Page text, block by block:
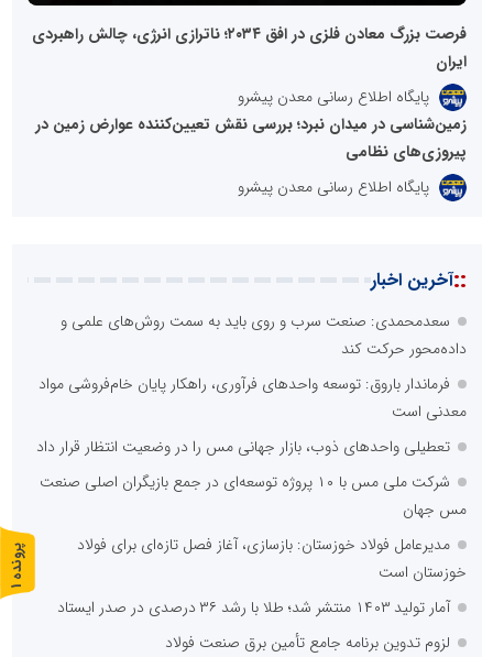
فرصت بزرگ معادن فلزی در افق ۲۰۳۴؛ ناترازی انرژی، چالش راهبردی
ایران
پایگاه اطلاع رسانی معدن پیشرو
زمین‌شناسی در میدان نبرد؛ بررسی نقش تعیین‌کننده عوارض زمین در
پیروزی‌های نظامی
پایگاه اطلاع رسانی معدن پیشرو
::آخرین اخبار
سعدمحمدی: صنعت سرب و روی باید به سمت روش‌های علمی و
داده‌محور حرکت کند
فرماندار باروق: توسعه واحدهای فرآوری، راهکار پایان خام‌فروشی مواد
معدنی است
تعطیلی واحدهای ذوب، بازار جهانی مس را در وضعیت انتظار قرار داد
شرکت ملی مس با ۱۰ پروژه توسعه‌ای در جمع بازیگران اصلی صنعت
مس جهان
مدیرعامل فولاد خوزستان: بازسازی، آغاز فصل تازه‌ای برای فولاد
خوزستان است
آمار تولید ۱۴۰۳ منتشر شد؛ طلا با رشد ۳۶ درصدی در صدر ایستاد
لزوم تدوین برنامه جامع تأمین برق صنعت فولاد
پ
ر
و
ن
د
ه
1